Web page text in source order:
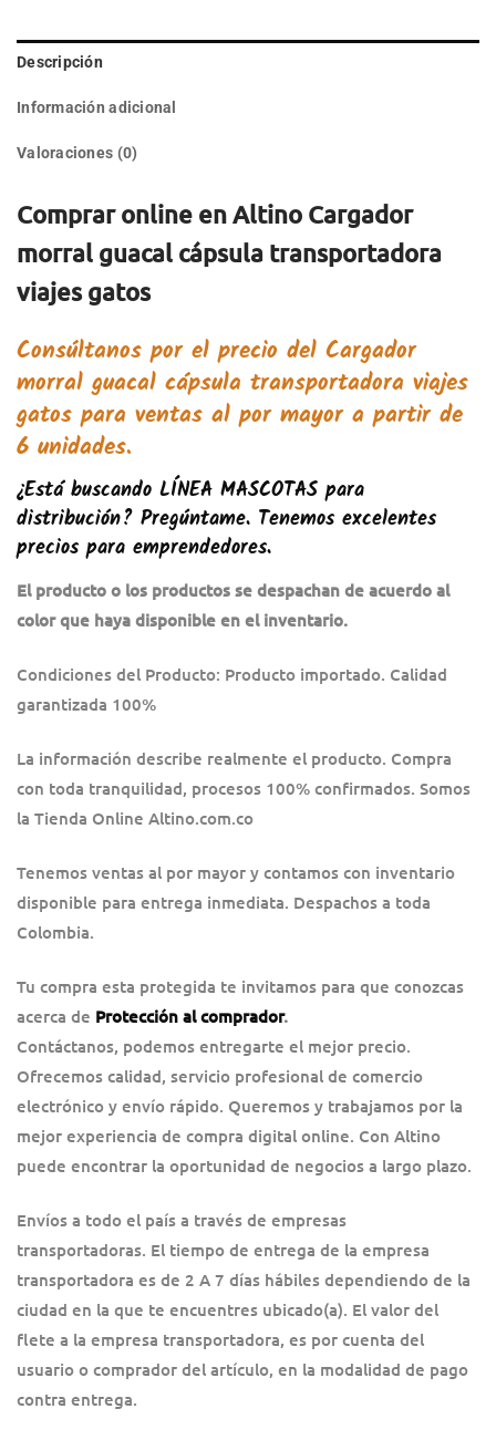
Descripción
Información adicional
Valoraciones (0)
Comprar online en Altino Cargador
morral guacal cápsula transportadora
viajes gatos
Consúltanos por el precio del Cargador
morral guacal cápsula transportadora viajes
gatospara ventas al por mayor a partir de
6 unidades.
¿Está buscando LÍNEA MASCOTAS para
distribución? Pregúntame. Tenemos excelentes
precios para emprendedores.
El producto o los productos se despachan de acuerdo al
color que haya disponible en el inventario.
Condiciones del Producto: Producto importado. Calidad
garantizada 100%
La información describe realmente el producto. Compra
con toda tranquilidad, procesos 100% confirmados. Somos
la Tienda Online Altino.com.co
Tenemos ventas al por mayor y contamos con inventario
disponible para entrega inmediata. Despachos a toda
Colombia.
Tu compra esta protegida te invitamos para que conozcas
acerca de Protección al comprador.
Contáctanos, podemos entregarte el mejor precio.
Ofrecemos calidad, servicio profesional de comercio
electrónico y envío rápido. Queremos y trabajamos por la
mejor experiencia de compra digital online. Con Altino
puede encontrar la oportunidad de negocios a largo plazo.
Envíos a todo el país a través de empresas
transportadoras. El tiempo de entrega de la empresa
transportadora es de 2 A 7 días hábiles dependiendo de la
ciudad en la que te encuentres ubicado(a). El valor del
flete a la empresa transportadora, es por cuenta del
usuario o comprador del artículo, en la modalidad de pago
contra entrega.